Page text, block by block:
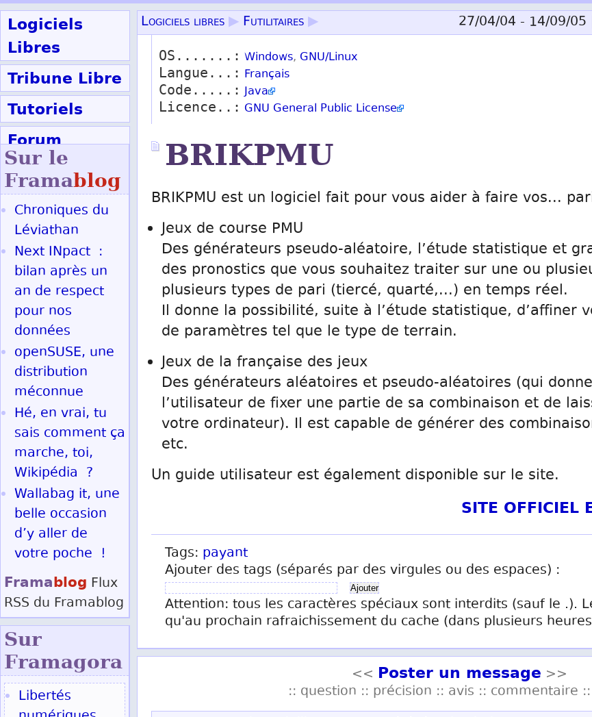
Logiciels
Libres
Tribune Libre
Tutoriels
Forum
Participer
Logiciels libres ▶ Futilitaires ▶ 27/04/04 - 14/09/05
OS.......: Windows, GNU/Linux
Langue...: Français
Code.....: Java
Licence..: GNU General Public License
BRIKPMU
BRIKPMU est un logiciel fait pour vous aider à faire vos...
Jeux de course PMU
Des générateurs pseudo-aléatoire, l’étude statistique et
des pronostics que vous souhaitez traiter sur une ou
plusieurs types de pari (tiercé, quarté,...) en temps réel.
Il donne la possibilité, suite à l’étude statistique, d’affiner
de paramètres tel que le type de terrain.
Jeux de la française des jeux
Des générateurs aléatoires et pseudo-aléatoires (qui
l’utilisateur de fixer une partie de sa combinaison et de
votre ordinateur). Il est capable de générer des
etc.
Un guide utilisateur est également disponible sur le site.
SITE OFFICIEL
Tags: payant
Ajouter des tags (séparés par des virgules ou des espaces) :
Attention: tous les caractères spéciaux sont interdits (sauf le .).
qu'au prochain rafraichissement du cache (dans plusieurs
<< Poster un message >>
:: question :: précision :: avis :: commentaire
Sur le
Framablog
Chroniques du
Léviathan
Next INpact :
bilan après un
an de respect
pour nos
données
openSUSE, une
distribution
méconnue
Hé, en vrai, tu
sais comment ça
marche, toi,
Wikipédia ?
Wallabag it, une
belle occasion
d’y aller de
votre poche !
Framablog Flux
RSS du Framablog
Sur
Framagora
Libertés